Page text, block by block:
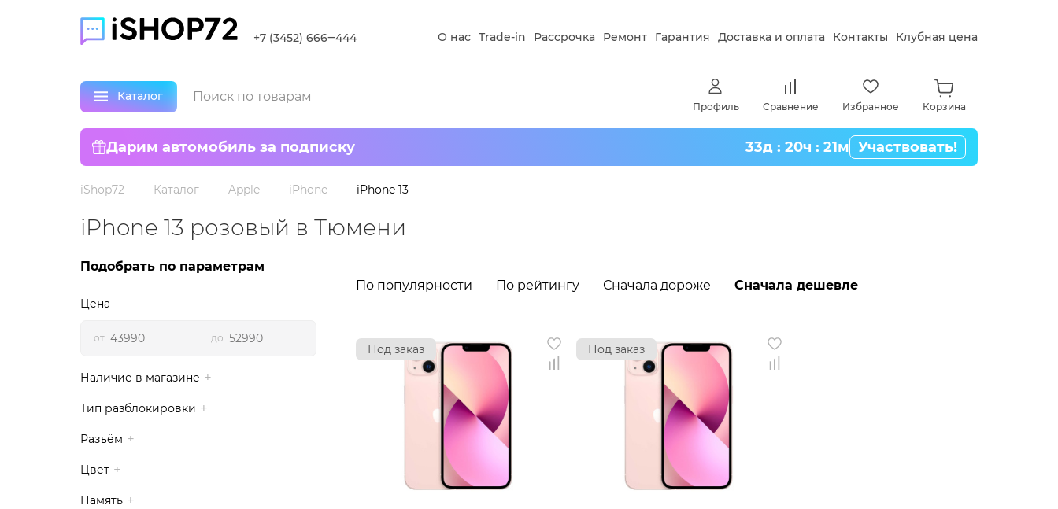
+7 (3452) 666‒444 О нас Trade-in Рассрочка Ремонт Гарантия Доставка и оплата Контакты Клубная цена
Каталог
Профиль Сравнение Избранное Корзина
Дарим автомобиль за подписку 33д : 20ч : 21м Участвовать!
iShop72 Каталог Apple iPhone iPhone 13
iPhone 13 розовый в Тюмени
Подобрать по параметрам
Цена
от до
Наличие в магазине
Тип разблокировки
Разъём
Цвет
Память
По популярности По рейтингу Сначала дороже Сначала дешевле
Под заказ Под заказ